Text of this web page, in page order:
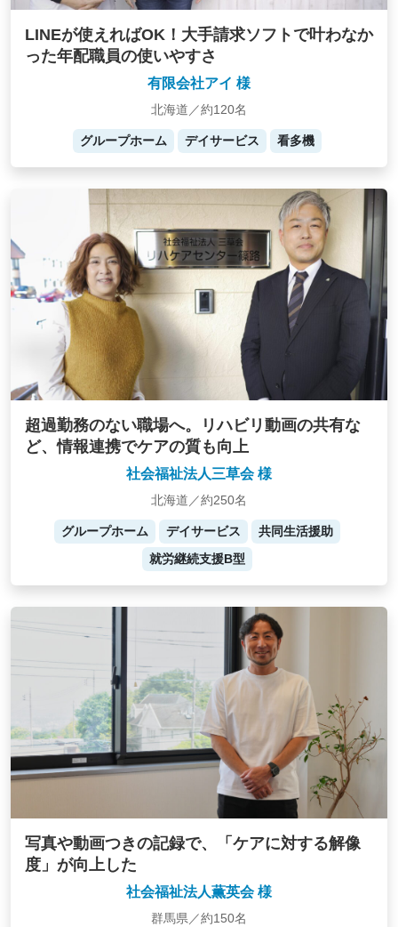
LINEが使えればOK！大手請求ソフトで叶わなか
った年配職員の使いやすさ
有限会社アイ 様
北海道／約120名
グループホーム デイサービス 看多機
超過勤務のない職場へ。リハビリ動画の共有な
ど、情報連携でケアの質も向上
社会福祉法人三草会 様
北海道／約250名
グループホーム デイサービス
共同生活援助
就労継続支援B型
写真や動画つきの記録で、「ケアに対する解像
度」が向上した
社会福祉法人薫英会 様
群馬県／約150名